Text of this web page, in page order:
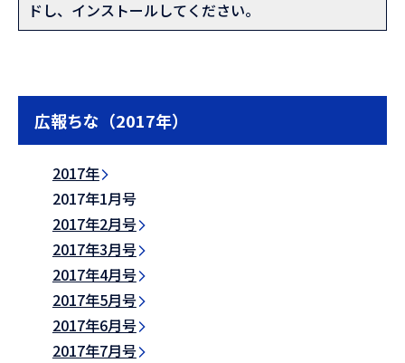
ドし、インストールしてください。
広報ちな（2017年）
2017年
2017年1月号
2017年2月号
2017年3月号
2017年4月号
2017年5月号
2017年6月号
2017年7月号